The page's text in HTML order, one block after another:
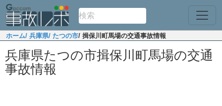
ホーム/ 兵庫県/ たつの市/ 揖保川町馬場の交通事故情報
兵庫県たつの市揖保川町馬場の交通
事故情報